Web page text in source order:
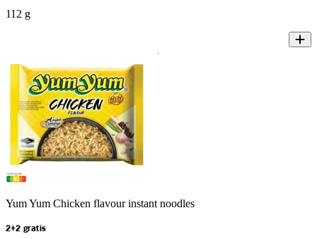
112 g
Yum Yum Chicken flavour instant noodles
2+2 gratis